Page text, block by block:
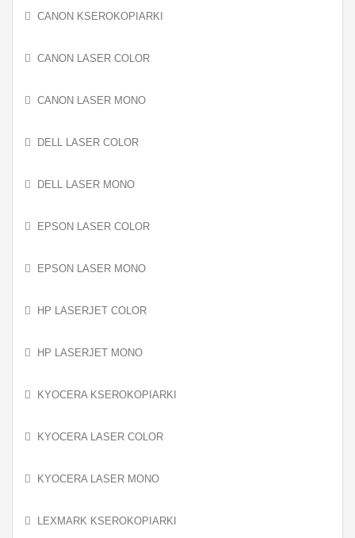
CANON KSEROKOPIARKI
CANON LASER COLOR
CANON LASER MONO
DELL LASER COLOR
DELL LASER MONO
EPSON LASER COLOR
EPSON LASER MONO
HP LASERJET COLOR
HP LASERJET MONO
KYOCERA KSEROKOPIARKI
KYOCERA LASER COLOR
KYOCERA LASER MONO
LEXMARK KSEROKOPIARKI